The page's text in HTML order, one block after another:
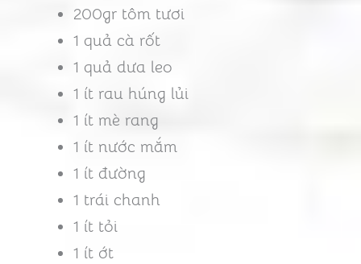
200gr tôm tươi
1 quả cà rốt
1 quả dưa leo
1 ít rau húng lủi
1 ít mè rang
1 ít nước mắm
1 ít đường
1 trái chanh
1 ít tỏi
1 ít ớt